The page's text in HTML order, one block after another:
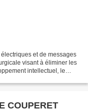
et de messages
visant à éliminer les
intellectuel, le
COUPERET